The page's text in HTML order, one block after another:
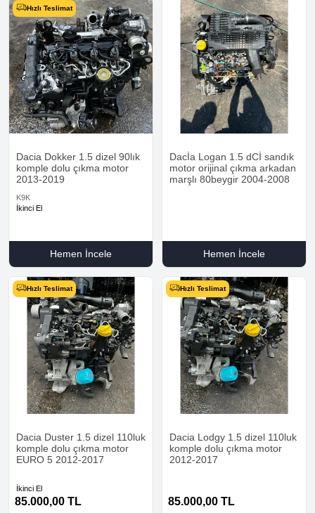
Hızlı Teslimat
Dacia Dokker 1.5 dizel 90lık
komple dolu çıkma motor
2013-2019
K9K
İkinci El
Hemen İncele
Dacİa Logan 1.5 dCİ sandık
motor orijinal çıkma arkadan
marşlı 80beygir 2004-2008
Hemen İncele
Hızlı Teslimat
Dacia Duster 1.5 dizel 110luk
komple dolu çıkma motor
EURO 5 2012-2017
İkinci El
85.000,00 TL
Hızlı Teslimat
Dacia Lodgy 1.5 dizel 110luk
komple dolu çıkma motor
2012-2017
85.000,00 TL